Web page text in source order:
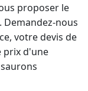
proposer le
Demandez-nous
votredevis de
prix d'une